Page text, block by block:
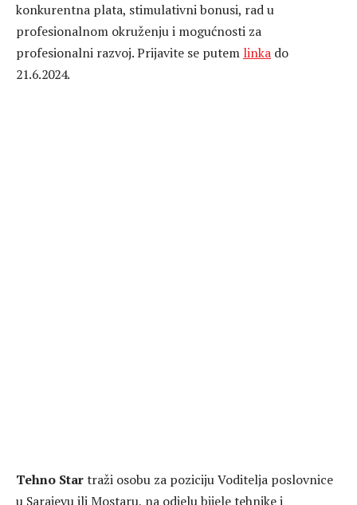
konkurentna plata, stimulativni bonusi, rad u
profesionalnom okruženju i mogućnosti za
profesionalni razvoj. Prijavite se putem linka do
21.6.2024.
Tehno Startraži osobu za poziciju Voditelja poslovnice
u Sarajevu ili Mostaru, na odjelu bijele tehnike i